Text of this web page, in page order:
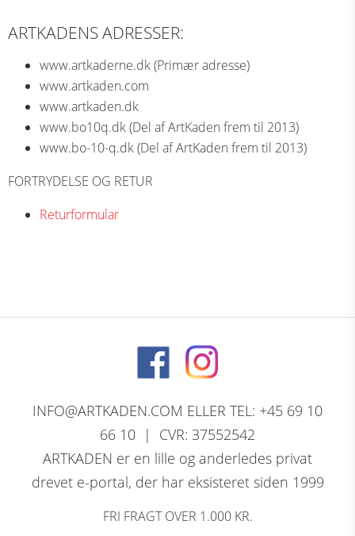
ARTKADENS ADRESSER:
www.artkaderne.dk (Primær adresse)
www.artkaden.com
www.artkaden.dk
www.bo10q.dk (Del af ArtKaden frem til 2013)
www.bo-10-q.dk (Del af ArtKaden frem til 2013)
FORTRYDELSE OG RETUR
Returformular
INFO@ARTKADEN.COM ELLER TEL: +45 69 10
66 10 | CVR: 37552542
ARTKADEN er en lille og anderledes privat
drevet e-portal, der har eksisteret siden 1999
FRI FRAGT OVER 1.000 KR.